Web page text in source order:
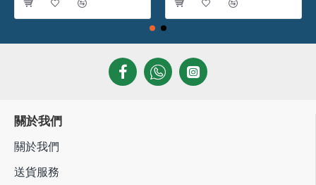
關於我們
關於我們
送貨服務